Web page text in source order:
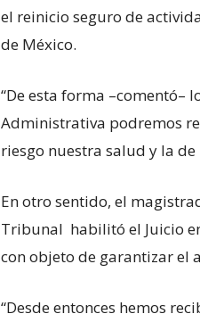
el reinicio seguro de
de México.
“De esta forma –comentó–
Administrativa podremos
riesgo nuestra salud y la
En otro sentido, el
Tribunal habilitó el Juicio
con objeto de garantizar el
“Desde entonces hemos